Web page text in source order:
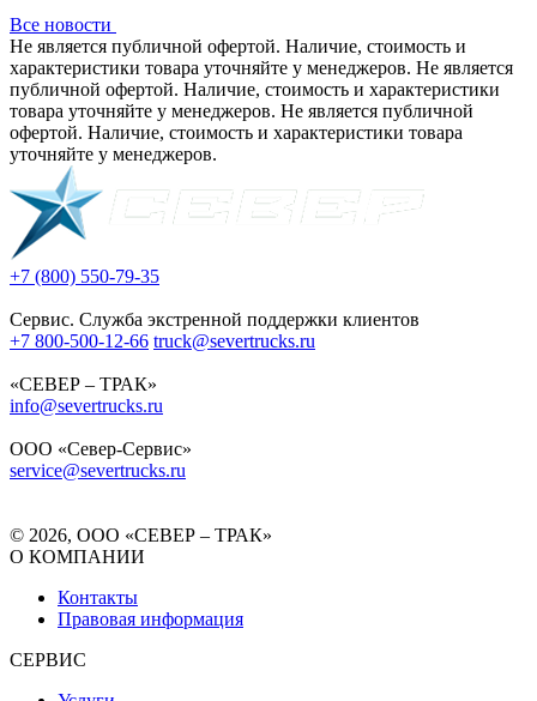
Все новости
Не является публичной офертой. Наличие, стоимость и
характеристики товара уточняйте у менеджеров. Не является
публичной офертой. Наличие, стоимость и характеристики
товара уточняйте у менеджеров. Не является публичной
офертой. Наличие, стоимость и характеристики товара
уточняйте у менеджеров.
+7 (800) 550-79-35
Сервис. Служба экстренной поддержки клиентов
+7 800-500-12-66 truck@severtrucks.ru
«СЕВЕР – ТРАК»
info@severtrucks.ru
ООО «Север-Сервис»
service@severtrucks.ru
© 2026, ООО «СЕВЕР – ТРАК»
О КОМПАНИИ
Контакты
Правовая информация
СЕРВИС